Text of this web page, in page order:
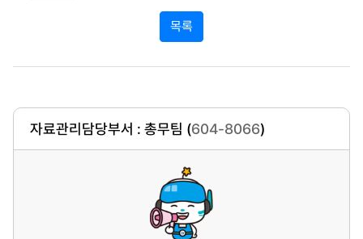
목록
자료관리담당부서 : 총무팀 (604-8066)